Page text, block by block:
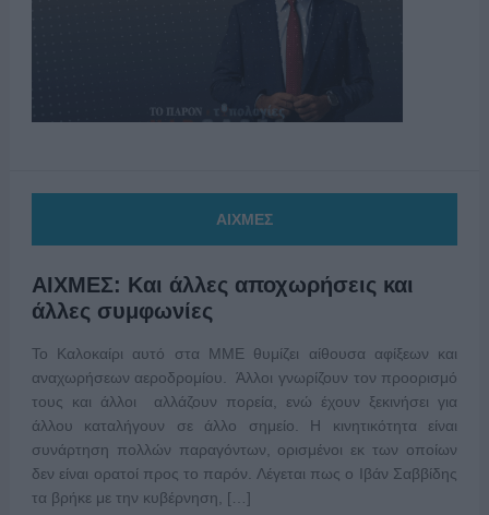
ΑΙΧΜΕΣ
ΑΙΧΜΕΣ: Και άλλες αποχωρήσεις και
άλλες συμφωνίες
Το Καλοκαίρι αυτό στα ΜΜΕ θυμίζει αίθουσα αφίξεων και
αναχωρήσεων αεροδρομίου. Άλλοι γνωρίζουν τον προορισμό
τους και άλλοι αλλάζουν πορεία, ενώ έχουν ξεκινήσει για
άλλου καταλήγουν σε άλλο σημείο. Η κινητικότητα είναι
συνάρτηση πολλών παραγόντων, ορισμένοι εκ των οποίων
δεν είναι ορατοί προς το παρόν. Λέγεται πως ο Ιβάν Σαββίδης
τα βρήκε με την κυβέρνηση, […]